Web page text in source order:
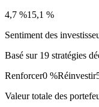
4,7 %15,1 %
Sentiment des
Basé sur 19 stratégies
Renforcer0 %Réinvestir
Valeur totale des